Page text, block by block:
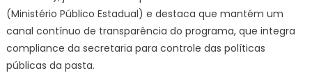
de
(Ministério Público Estadual) e destaca que mantém um
canal contínuo de transparência do programa, que integra
compliance da secretaria para controle das políticas
públicas da pasta.